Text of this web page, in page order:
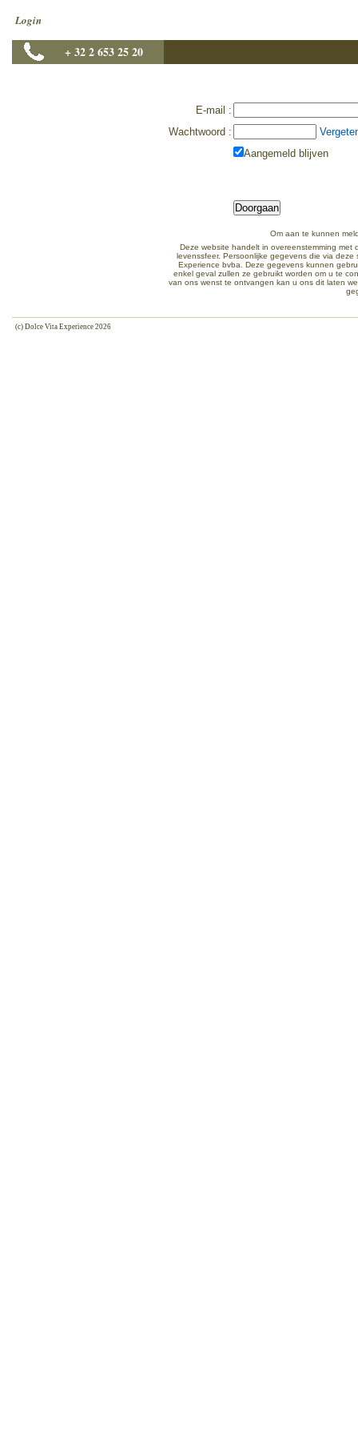
Login
+ 32 2 653 25 20
E-mail :
Wachtwoord :
Aangemeld blijven
Om aan te kunnen
Deze website handelt in overeenstemming
levenssfeer. Persoonlijke gegevens die via
Experience bvba. Deze gegevens kunnen
enkel geval zullen ze gebruikt worden om u te
van ons wenst te ontvangen kan u ons dit laten
(c) Dolce Vita Experience 2026